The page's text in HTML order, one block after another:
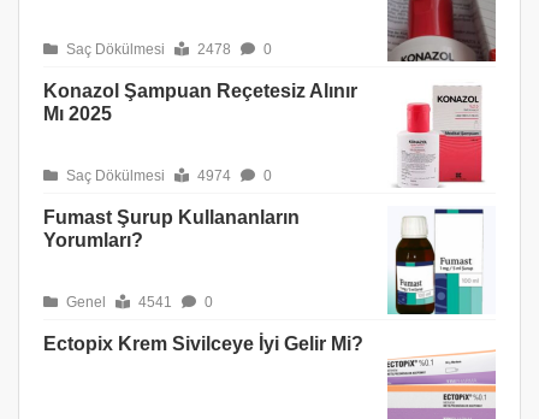
Saç Dökülmesi 2478 0
Konazol Şampuan Reçetesiz Alınır
Mı 2025
Saç Dökülmesi 4974 0
Fumast Şurup Kullananların
Yorumları?
Genel 4541 0
Ectopix Krem Sivilceye İyi Gelir Mi?